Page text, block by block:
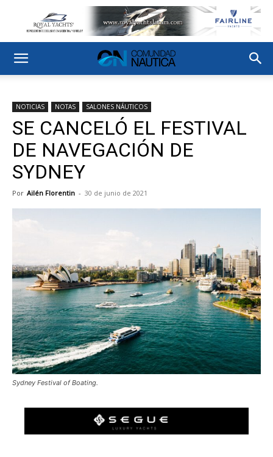
NOTICIAS NOTAS SALONES NÁUTICOS
SE CANCELÓ EL FESTIVAL
DE NAVEGACIÓN DE
SYDNEY
Por Ailén Florentin - 30 de junio de 2021
Sydney Festival of Boating.